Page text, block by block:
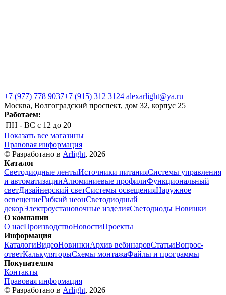
+7 (977) 778 9037+7 (915) 312 3124 alexarlight@ya.ru
Москва, Волгоградский проспект, дом 32, корпус 25
Работаем:
ПН - ВС с 12 до 20
Показать все магазины
Правовая информация
© Разработано в Arlight, 2026
Каталог
Светодиодные лентыИсточники питанияСистемы управления
и автоматизацииАлюминиевые профилиФункциональный
светДизайнерский светСистемы освещенияНаружное
освещениеГибкий неонСветодиодный
декорЭлектроустановочные изделияСветодиоды Новинки
О компании
О насПроизводствоНовостиПроекты
Информация
КаталогиВидеоНовинкиАрхив вебинаровСтатьиВопрос-
ответКалькуляторыСхемы монтажаФайлы и программы
Покупателям
Контакты
Правовая информация
© Разработано в Arlight, 2026